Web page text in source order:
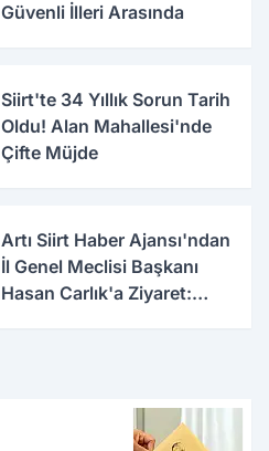
Güvenli İlleri Arasında
Siirt'te 34 Yıllık Sorun Tarih
Oldu! Alan Mahallesi'nde
Çifte Müjde
Artı Siirt Haber Ajansı'ndan
İl Genel Meclisi Başkanı
Hasan Carlık'a Ziyaret: